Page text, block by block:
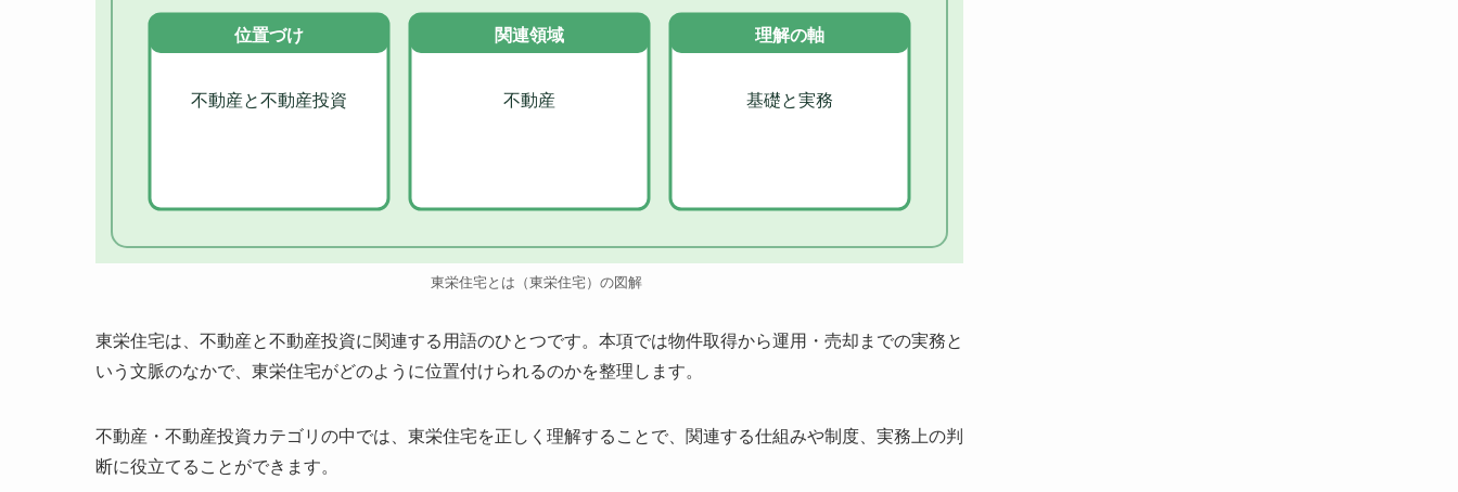
位置づけ
不動産と不動産投資
関連領域
不動産
理解の軸
基礎と実務
東栄住宅とは（東栄住宅）の図解
東栄住宅は、不動産と不動産投資に関連する用語のひとつです。本項では物件取得から運用・売却までの実務と
いう文脈のなかで、東栄住宅がどのように位置付けられるのかを整理します。
不動産・不動産投資カテゴリの中では、東栄住宅を正しく理解することで、関連する仕組みや制度、実務上の判
断に役立てることができます。